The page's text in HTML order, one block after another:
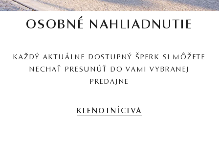
OSOBNÉ NAHLIADNUTIE
KAŽDÝ AKTUÁLNE DOSTUPNÝ ŠPERK SI MÔŽETE
NECHAŤ PRESUNÚŤ DO VAMI VYBRANEJ
PREDAJNE
KLENOTNÍCTVA